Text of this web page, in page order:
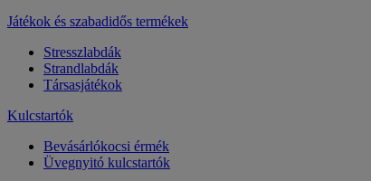
Játékok és szabadidős termékek
Stresszlabdák
Strandlabdák
Társasjátékok
Kulcstartók
Bevásárlókocsi érmék
Üvegnyitó kulcstartók